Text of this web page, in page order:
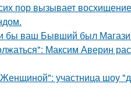
пор вызывает
бы ваш Бывший был
Максим Аверин
участница шоу